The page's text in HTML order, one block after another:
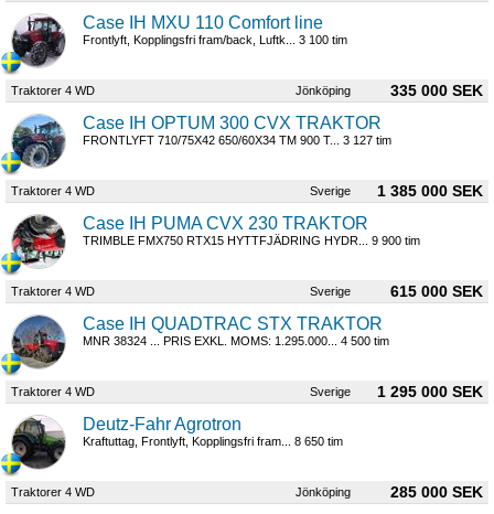
Case IH MXU 110 Comfort line
Frontlyft, Kopplingsfri fram/back, Luftk... 3 100 tim
Traktorer 4 WD Jönköping 335 000 SEK
Case IH OPTUM 300 CVX TRAKTOR
FRONTLYFT 710/75X42 650/60X34 TM 900 T... 3 127 tim
Traktorer 4 WD Sverige 1 385 000 SEK
Case IH PUMA CVX 230 TRAKTOR
TRIMBLE FMX750 RTX15 HYTTFJÄDRING HYDR... 9 900 tim
Traktorer 4 WD Sverige 615 000 SEK
Case IH QUADTRAC STX TRAKTOR
MNR 38324 ... PRIS EXKL. MOMS: 1.295.000... 4 500 tim
Traktorer 4 WD Sverige 1 295 000 SEK
Deutz-Fahr Agrotron
Kraftuttag, Frontlyft, Kopplingsfri fram... 8 650 tim
Traktorer 4 WD Jönköping 285 000 SEK